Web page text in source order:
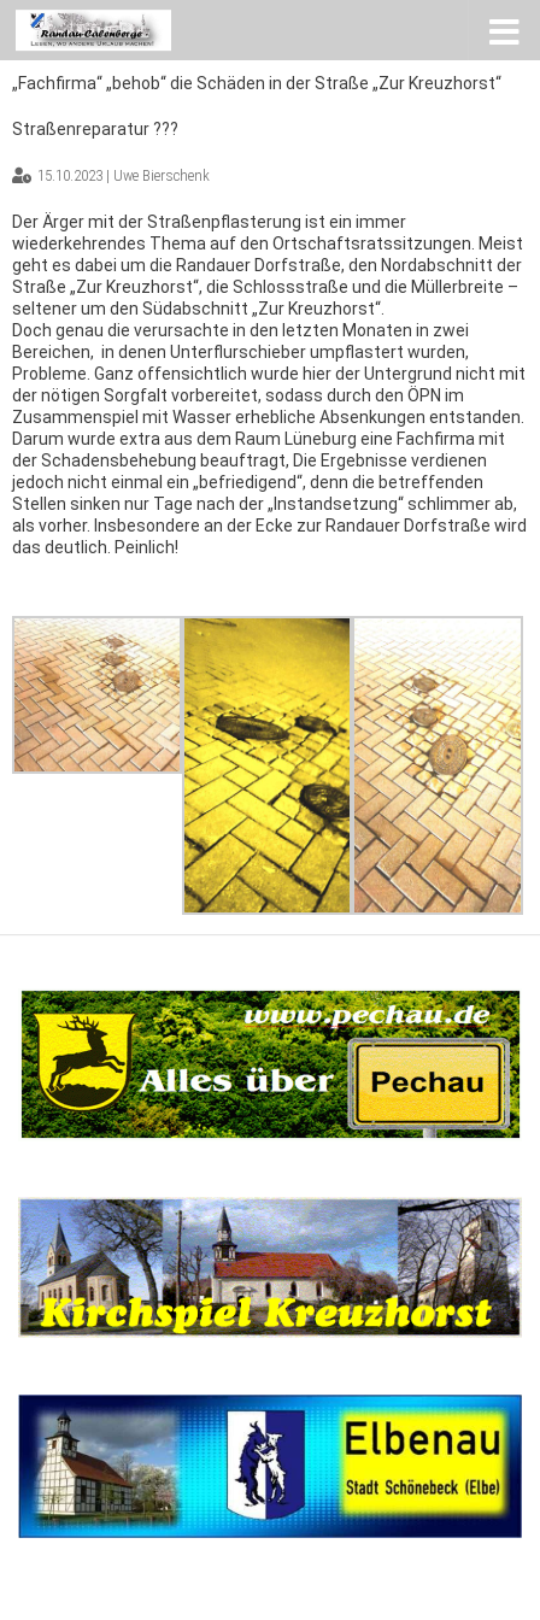
Zum Inhalt springen
„Fachfirma“ „behob“ die Schäden in der Straße „Zur Kreuzhorst“
Straßenreparatur ???
15.10.2023 | Uwe Bierschenk
Der Ärger mit der Straßenpflasterung ist ein immer
wiederkehrendes Thema auf den Ortschaftsratssitzungen. Meist
geht es dabei um die Randauer Dorfstraße, den Nordabschnitt der
Straße „Zur Kreuzhorst“, die Schlossstraße und die Müllerbreite –
seltener um den Südabschnitt „Zur Kreuzhorst“.
Doch genau die verursachte in den letzten Monaten in zwei
Bereichen, in denen Unterflurschieber umpflastert wurden,
Probleme. Ganz offensichtlich wurde hier der Untergrund nicht mit
der nötigen Sorgfalt vorbereitet, sodass durch den ÖPN im
Zusammenspiel mit Wasser erhebliche Absenkungen entstanden.
Darum wurde extra aus dem Raum Lüneburg eine Fachfirma mit
der Schadensbehebung beauftragt, Die Ergebnisse verdienen
jedoch nicht einmal ein „befriedigend“, denn die betreffenden
Stellen sinken nur Tage nach der „Instandsetzung“ schlimmer ab,
als vorher. Insbesondere an der Ecke zur Randauer Dorfstraße wird
das deutlich. Peinlich!